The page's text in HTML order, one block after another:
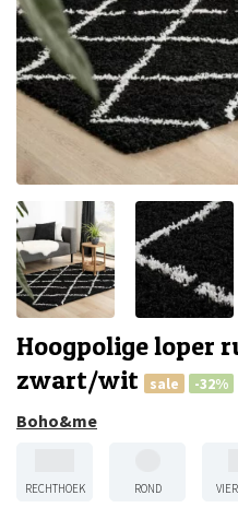
Hoogpolige loper
zwart/wit
sale -32%
Boho&me
RECHTHOEK ROND